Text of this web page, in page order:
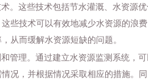
。这些技术包括节水灌溉、水资源
些技术可以有效地减少水资源的浪
从而缓解水资源短缺的问题。
管理。通过建立水资源监测系统，
况，并根据情况采取相应的措施。同